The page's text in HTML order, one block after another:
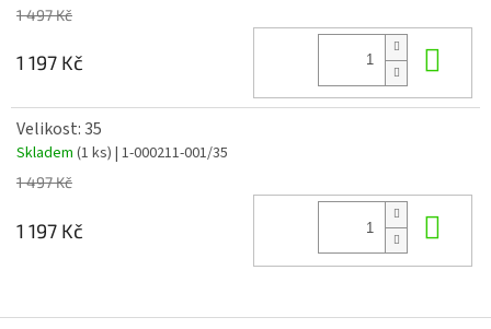
1 497 Kč
1 197 Kč
Velikost: 35
Skladem (1 ks) | 1-000211-001/35
1 497 Kč
1 197 Kč